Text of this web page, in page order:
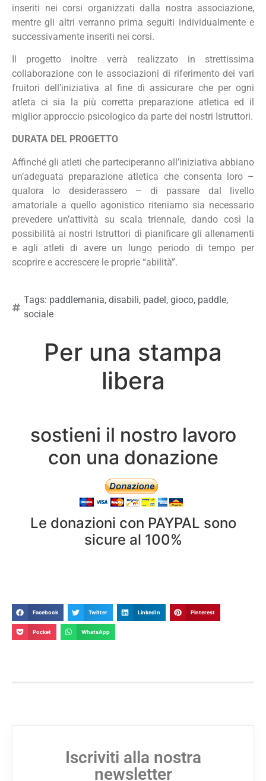
inseriti nei corsi organizzati dalla nostra associazione,
mentre gli altri verranno prima seguiti individualmente e
successivamente inseriti nei corsi.
Il progetto inoltre verrà realizzato in strettissima
collaborazione con le associazioni di riferimento dei vari
fruitori dell’iniziativa al fine di assicurare che per ogni
atleta ci sia la più corretta preparazione atletica ed il
miglior approccio psicologico da parte dei nostri Istruttori.
DURATA DEL PROGETTO
Affinché gli atleti che parteciperanno all’iniziativa abbiano
un’adeguata preparazione atletica che consenta loro –
qualora lo desiderassero – di passare dal livello
amatoriale a quello agonistico riteniamo sia necessario
prevedere un’attività su scala triennale, dando così la
possibilità ai nostri Istruttori di pianificare gli allenamenti
e agli atleti di avere un lungo periodo di tempo per
scoprire e accrescere le proprie “abilità”.
Tags: paddlemania, disabili, padel, gioco, paddle,
sociale
Per una stampa
libera
sostieni il nostro lavoro
con una donazione
Le donazioni con PAYPAL sono
sicure al 100%
Facebook Twitter LinkedIn Pinterest
Pocket WhatsApp
Iscriviti alla nostra
newsletter